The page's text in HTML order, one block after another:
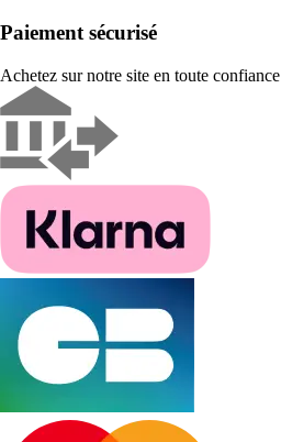
Paiement sécurisé
Achetez sur notre site en toute confiance